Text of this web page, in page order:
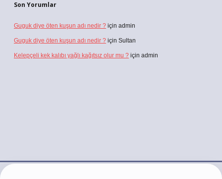
Son Yorumlar
Guguk diye öten kuşun adı nedir ? için admin
Guguk diye öten kuşun adı nedir ? için Sultan
Kelepçeli kek kalıbı yağlı kağıtsız olur mu ? için admin